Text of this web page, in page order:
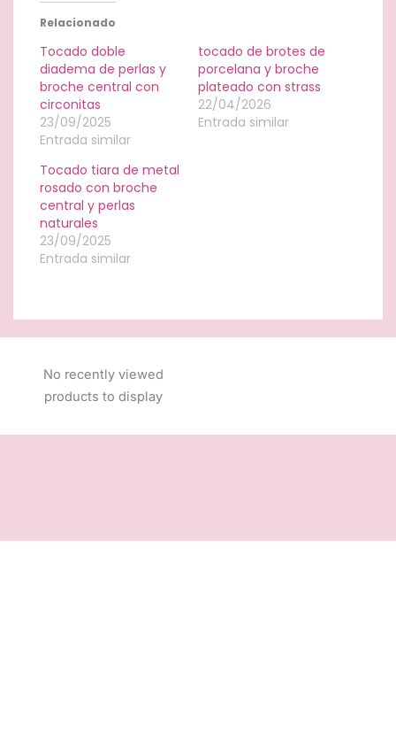
Relacionado
Tocado doble
diadema de perlas y
broche central con
circonitas
23/09/2025
Entrada similar
tocado de brotes de
porcelana y broche
plateado con strass
22/04/2026
Entrada similar
Tocado tiara de metal
rosado con broche
central y perlas
naturales
23/09/2025
Entrada similar
No recently viewed
products to display